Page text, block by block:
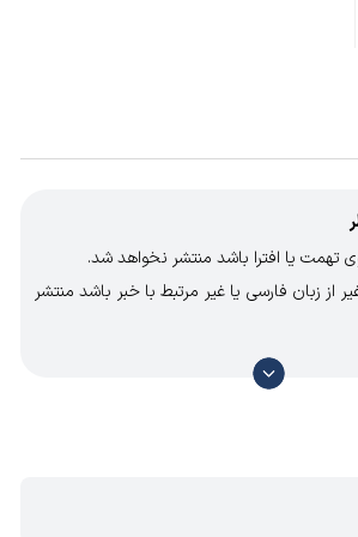
تهمت یا افترا باشد منتشر نخواهد شد.
از زبان فارسی یا غیر مرتبط با خبر باشد منتشر
امکان موافقت یا مخالفت با محتوای نظرات
که محتوای مشابه دارند، انتشار نمی‌یابند